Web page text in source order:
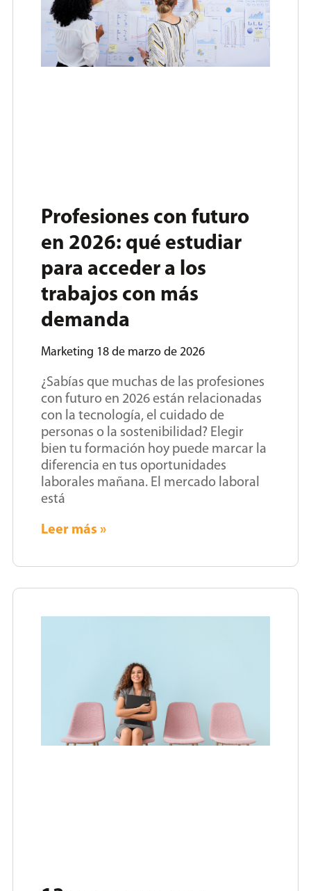
Profesiones con futuro
en 2026: qué estudiar
para acceder a los
trabajos con más
demanda
Marketing 18 de marzo de 2026
¿Sabías que muchas de las profesiones
con futuro en 2026 están relacionadas
con la tecnología, el cuidado de
personas o la sostenibilidad? Elegir
bien tu formación hoy puede marcar la
diferencia en tus oportunidades
laborales mañana. El mercado laboral
está
Leer más »